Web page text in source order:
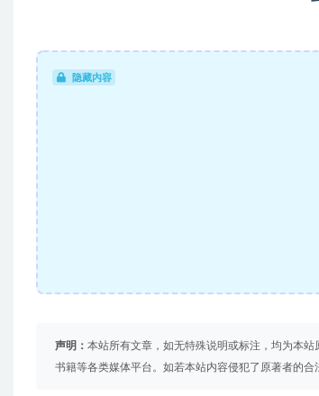
隐藏内容
声明： 本站所有文章，如无特殊说明或标注，均为本
书籍等各类媒体平台。如若本站内容侵犯了原著者的合